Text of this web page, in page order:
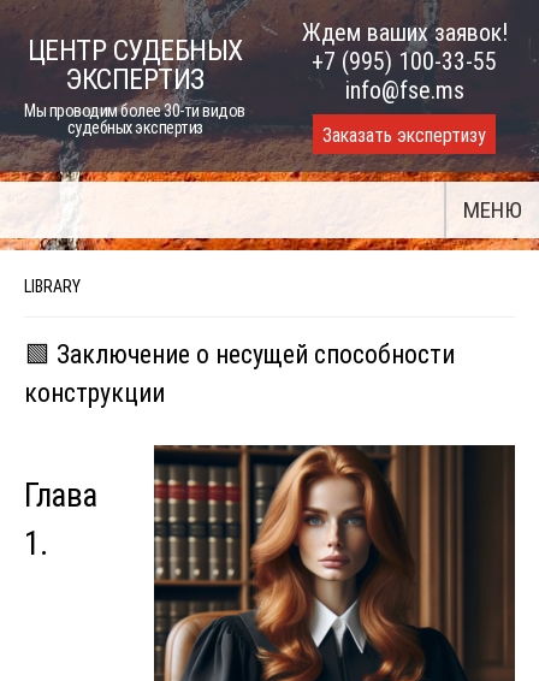
Skip
ЦЕНТР СУДЕБНЫХ
ЭКСПЕРТИЗ
Мы проводим более 30-ти видов
судебных экспертиз
Ждем ваших заявок!
+7 (995) 100-33-55
info@fse.ms
Заказать экспертизу
МЕНЮ
LIBRARY
🟩 Заключение о несущей способности
конструкции
Глава
1.